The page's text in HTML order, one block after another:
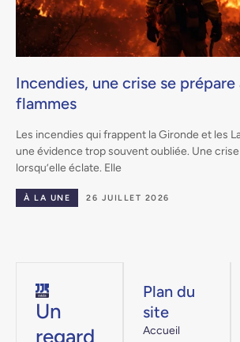
Incendies, une crise se prépare
flammes
Les incendies qui frappent la Gironde et les
une évidence trop souvent oubliée. Une
lorsqu’elle éclate. Elle
26 JUILLET 2026
À LA UNE
Un
regard
Plan du
site
Accueil